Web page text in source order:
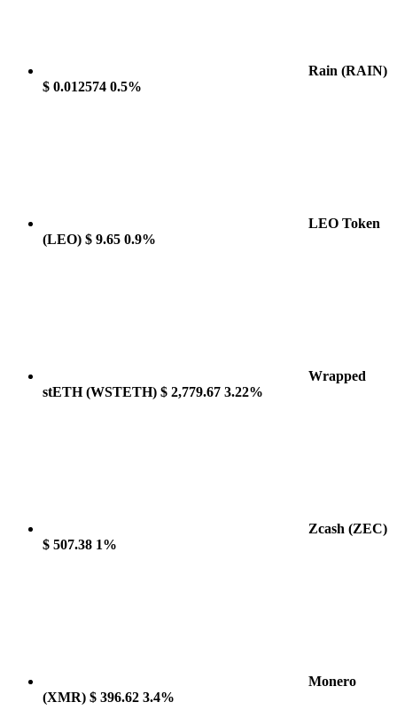
Rain (RAIN)
$ 0.012574 0.5%
LEO Token
(LEO) $ 9.65 0.9%
Wrapped
stETH(WSTETH) $ 2,779.67 3.22%
Zcash (ZEC)
$ 507.38 1%
Monero
(XMR) $ 396.62 3.4%